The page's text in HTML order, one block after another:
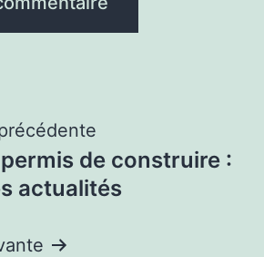
de construire :
actualités